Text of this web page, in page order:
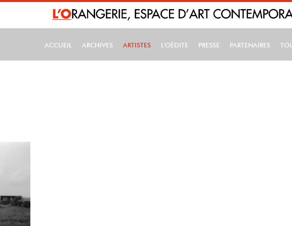
MAIN NAVIGATION
ACCUEIL ARCHIVES ARTISTES L'OÉDITE PRESSE PARTENAIRES